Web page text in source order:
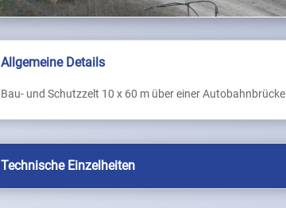
Allgemeine Details
Bau- und Schutzzelt 10 x 60 m über einer Autobahnbrücke
Technische Einzelheiten